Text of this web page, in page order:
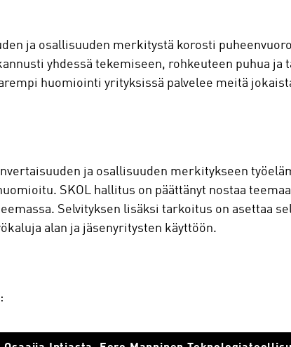
ja osallisuuden merkitystä korosti
yhdessä tekemiseen, rohkeuteen puhua ja
huomiointi yrityksissä palvelee meitä
ja osallisuuden merkitykseen
SKOL hallitus on päättänyt nostaa
Selvityksen lisäksi tarkoitus on asettaa
alan ja jäsenyritysten käyttöön.